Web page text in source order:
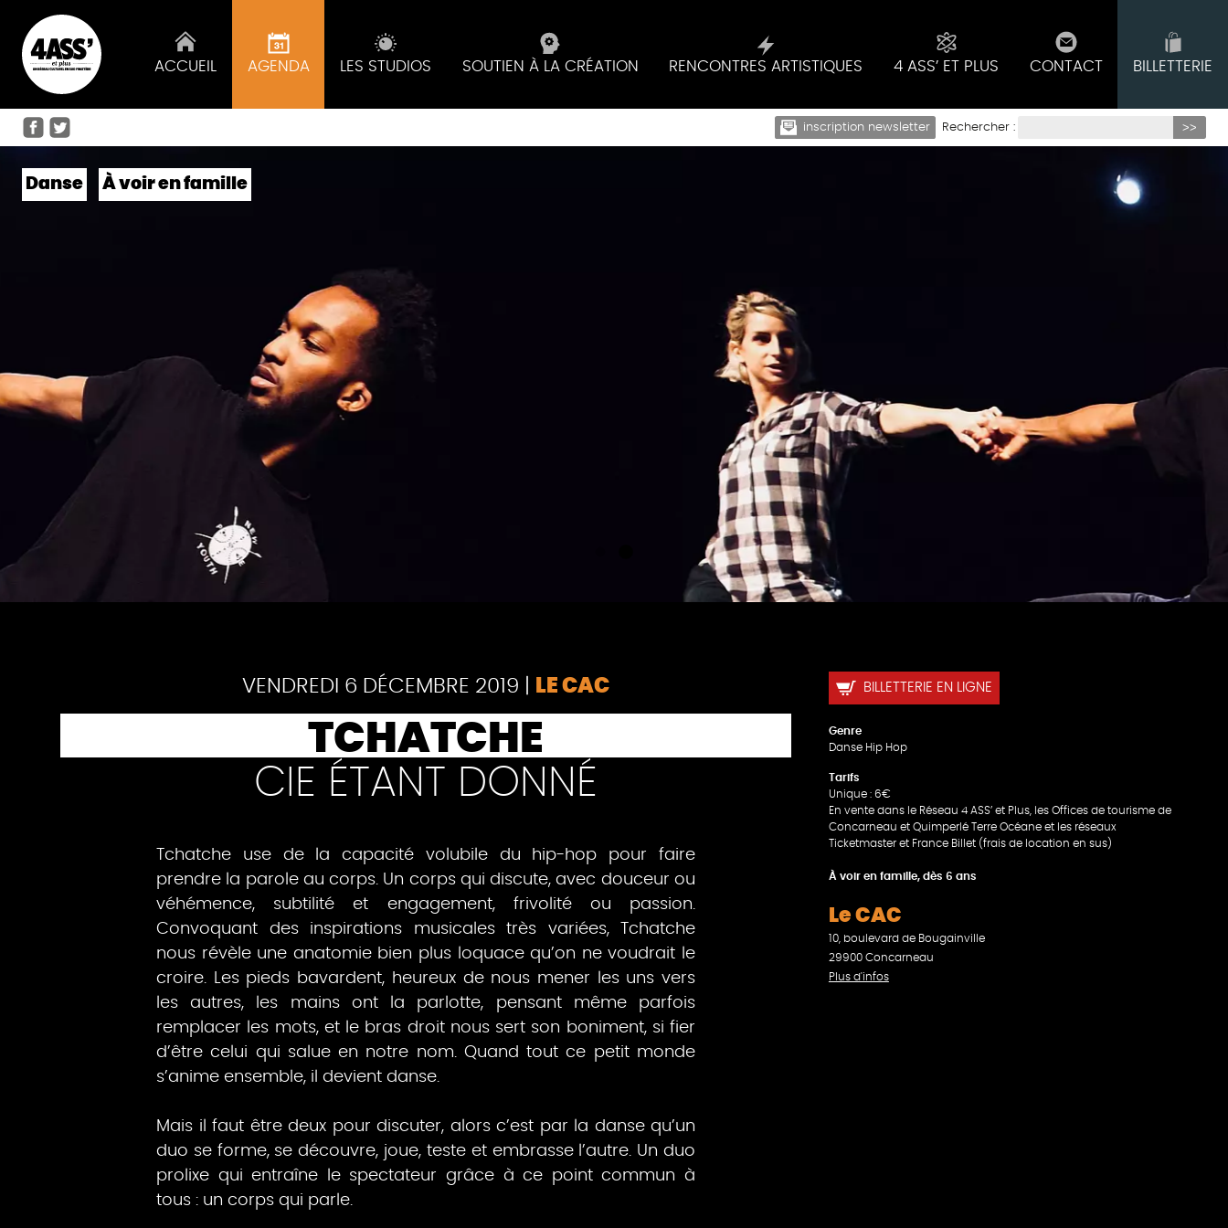
ACCUEIL AGENDA LES STUDIOS SOUTIEN À LA CRÉATION RENCONTRES ARTISTIQUES 4 ASS’ ET PLUS CONTACT BILLETTERIE
inscription newsletter Rechercher :
Danse À voir en famille
VENDREDI 6 DÉCEMBRE 2019 LE CAC
TCHATCHE
CIE ÉTANT DONNÉ
Tchatche use de la capacité volubile du hip-hop pour faire
prendre la parole au corps. Un corps qui discute, avec douceur ou
véhémence, subtilité et engagement, frivolité ou passion.
Convoquant des inspirations musicales très variées, Tchatche
nous révèle une anatomie bien plus loquace qu’on ne voudrait le
croire. Les pieds bavardent, heureux de nous mener les uns vers
les autres, les mains ont la parlotte, pensant même parfois
remplacer les mots, et le bras droit nous sert son boniment, si fier
d’être celui qui salue en notre nom. Quand tout ce petit monde
s’anime ensemble, il devient danse.
Mais il faut être deux pour discuter, alors c’est par la danse qu’un
duo se forme, se découvre, joue, teste et embrasse l’autre. Un duo
prolixe qui entraîne le spectateur grâce à ce point commun à
tous : un corps qui parle.
BILLETTERIE EN LIGNE
Genre
Danse Hip Hop
Tarifs
Unique : 6€
En vente dans le Réseau 4 ASS’ et Plus, les Offices de tourisme de
Concarneau et Quimperlé Terre Océane et les réseaux
Ticketmaster et France Billet (frais de location en sus)
À voir en famille, dès 6 ans
Le CAC
10, boulevard de Bougainville
29900 Concarneau
Plus d'infos